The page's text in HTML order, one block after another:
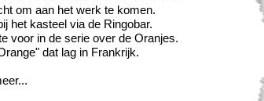
om aan het werk te komen.
het kasteel via de Ringobar.
voor in de serie over de Oranjes.
dat lag in Frankrijk.